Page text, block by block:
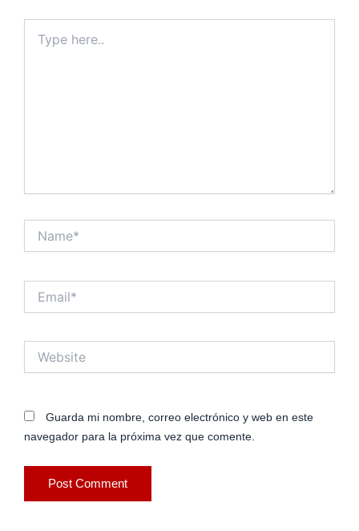
here..
Guarda mi nombre, correo electrónico y web en este
navegador para la próxima vez que comente.